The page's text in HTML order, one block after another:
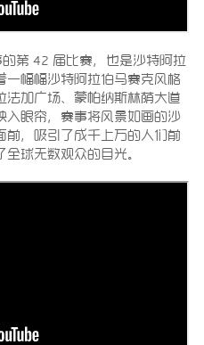
第 42 届比赛，也是沙特阿拉
一幅幅沙特阿拉伯马赛克风格
法加广场、蒙帕纳斯林荫大道
入眼帘，赛事将风景如画的沙
前，吸引了成千上万的人们前
球无数观众的目光。